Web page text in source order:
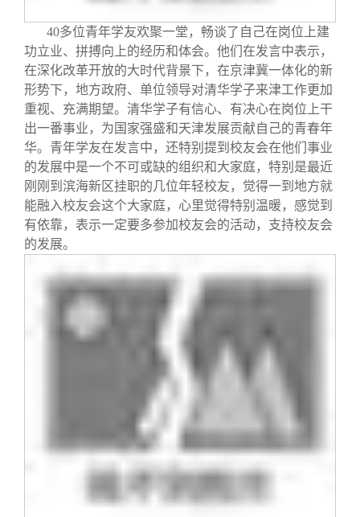
40多位青年学友欢聚一堂，畅谈了自己在岗位上建
功立业、拼搏向上的经历和体会。他们在发言中表示，
在深化改革开放的大时代背景下，在京津冀一体化的新
形势下，地方政府、单位领导对清华学子来津工作更加
重视、充满期望。清华学子有信心、有决心在岗位上干
出一番事业，为国家强盛和天津发展贡献自己的青春年
华。青年学友在发言中，还特别提到校友会在他们事业
的发展中是一个不可或缺的组织和大家庭，特别是最近
刚刚到滨海新区挂职的几位年轻校友，觉得一到地方就
能融入校友会这个大家庭，心里觉得特别温暖，感觉到
有依靠，表示一定要多参加校友会的活动，支持校友会
的发展。